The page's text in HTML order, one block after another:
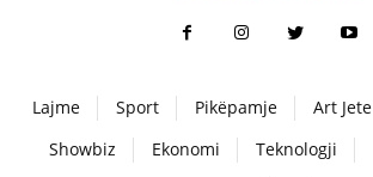
Lajme Sport Pikëpamje Art Jete
Showbiz
Ekonomi Teknologji